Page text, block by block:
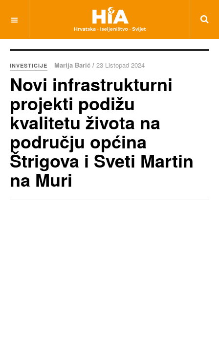
INVESTICIJE Marija Barić / 23 Listopad 2024
Novi infrastrukturni
projekti podižu
kvalitetu života na
području općina
Štrigova i Sveti Martin
na Muri